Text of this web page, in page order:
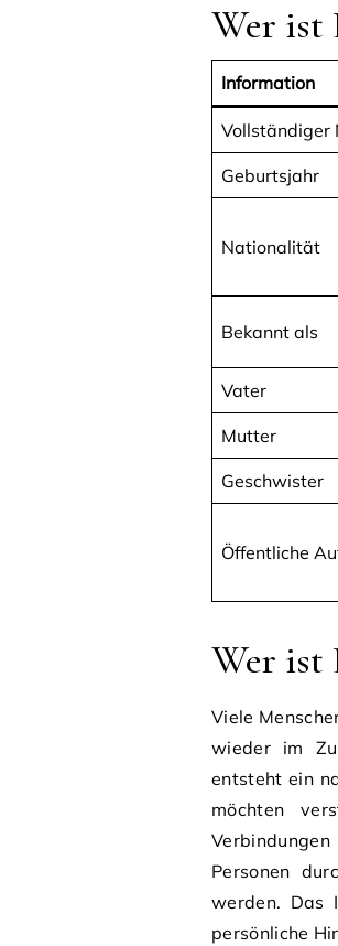
Wer ist
Information
Vollständiger
Geburtsjahr
Nationalität
Bekannt als
Vater
Mutter
Geschwister
Öffentliche
Wer ist
Viele
wieder im
entsteht ein
möchten
Personen
werden. Das
persönliche